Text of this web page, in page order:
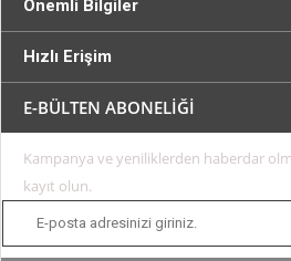
Önemli Bilgiler
Hızlı Erişim
E-BÜLTEN ABONELİĞİ
Kampanya ve yeniliklerden haberdar
kayıt olun.